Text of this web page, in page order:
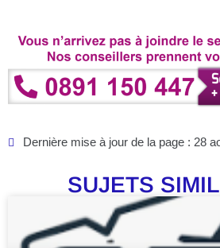
Dernière mise à jour de la page : 28
SUJETS